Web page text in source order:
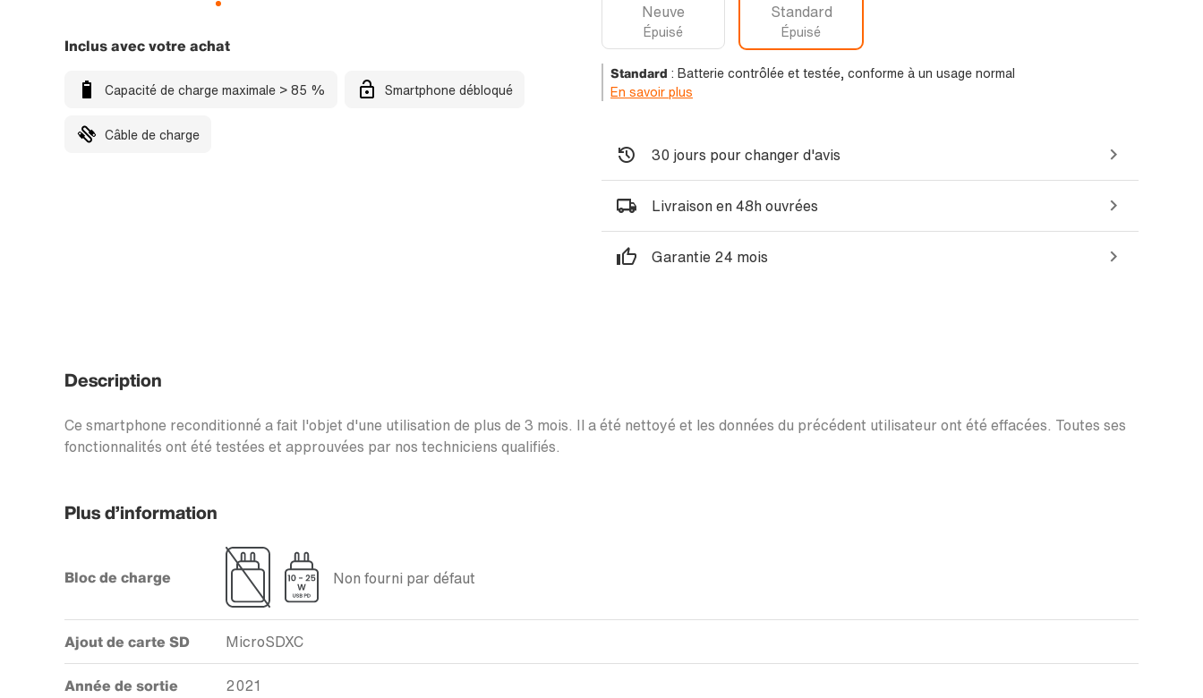
Inclus avec votre achat
Capacité de charge maximale > 85 % Smartphone débloqué
Câble de charge
Neuve
Épuisé
Standard
Épuisé
Standard : Batterie contrôlée et testée, conforme à un usage normal
En savoir plus
30 jours pour changer d'avis
Livraison en 48h ouvrées
Garantie 24 mois
Description
Ce smartphone reconditionné a fait l'objet d'une utilisation de plus de 3 mois. Il a été nettoyé et les données du précédent utilisateur ont été effacées. Toutes ses
fonctionnalités ont été testées et approuvées par nos techniciens qualifiés.
Plus d’information
Bloc de charge Non fourni par défaut
Ajout de carte SD MicroSDXC
Année de sortie 2021